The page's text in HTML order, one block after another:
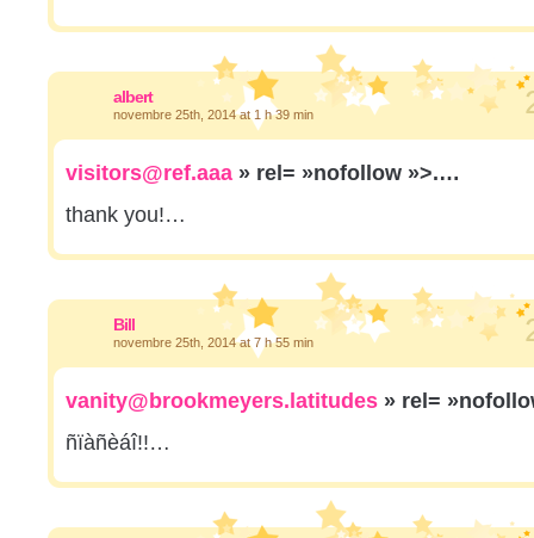
albert
novembre 25th, 2014 at 1 h 39 min
visitors@ref.aaa » rel= »nofollow »>.…
thank you!…
Bill
novembre 25th, 2014 at 7 h 55 min
vanity@brookmeyers.latitudes » rel=
ñïàñèáî!!…